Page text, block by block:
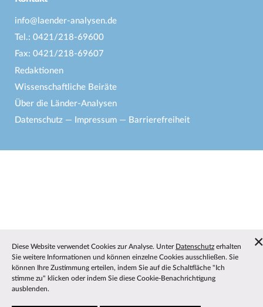
info@laender-analysen.de
Tel.: 0421/218-69600
Fax: 0421/218-69607
Redaktionen
Wissenschaftliche Beiräte
Über die Länder-Analysen
Datenschutz— Impressum— Barrierefreiheit
Diese Website verwendet Cookies zur Analyse. Unter Datenschutz erhalten
Sie weitere Informationen und können einzelne Cookies ausschließen. Sie
können Ihre Zustimmung erteilen, indem Sie auf die Schaltfläche "Ich
stimme zu" klicken oder indem Sie diese Cookie-Benachrichtigung
ausblenden.